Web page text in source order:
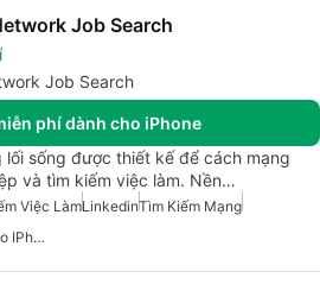
Job Search
Job Search
phí dành cho iPhone
lối sống được thiết kế để cách mạng
và tìm kiếm việc làm. Nền…
Việc LàmLinkedinTìm Kiếm Mạng
Tìm Kiếm Việc Làm Miễn Phí Cho IPhone